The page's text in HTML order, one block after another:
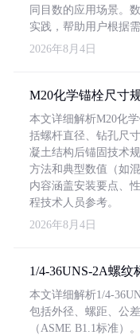
同目数的应用场景。
实践，帮助用户根据
2026年8月4日
M20化学锚栓尺寸
本文详细解析M20化
括螺杆直径、钻孔尺
凝土结构后锚固技术
方法和典型数值（如
内容涵盖安装要点、
程技术人员参考。
2026年8月4日
1/4-36UNS-2A螺纹
本文详细解析1/4-
包括外径、螺距、公
（ASME B1.1标准）